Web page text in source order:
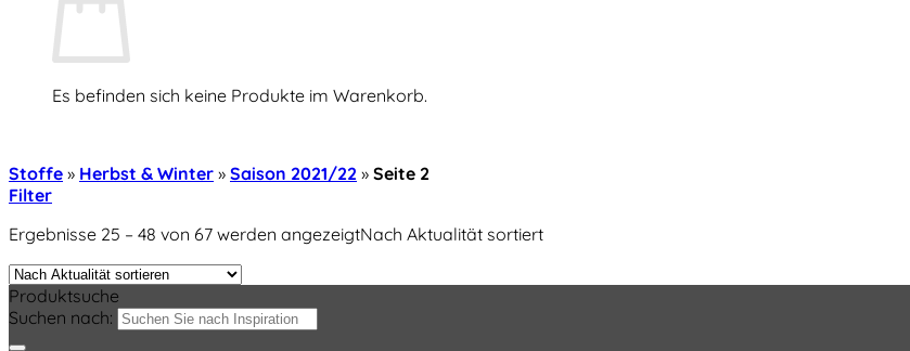
Es befinden sich keine Produkte im Warenkorb.
Stoffe » Herbst & Winter » Saison 2021/22 » Seite 2
Filter
Ergebnisse 25 – 48 von 67 werden angezeigtNach Aktualität sortiert
Produktsuche
Suchen nach: